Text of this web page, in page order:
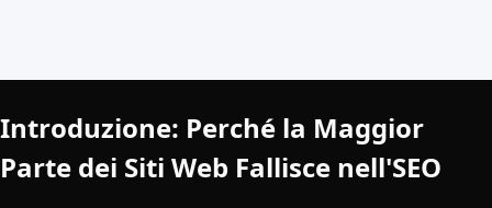
Introduzione: Perché la Maggior
Parte dei Siti Web Fallisce nell'SEO